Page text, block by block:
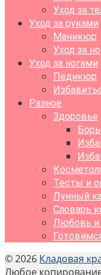
Уход за
Уход за руками
Маникюр
Уход за
Уход за ногами
Педикюр
Разное
Здоровье
Тесты и
Лунный
Словарь
Любовь и
© 2026 Кладовая
Любое